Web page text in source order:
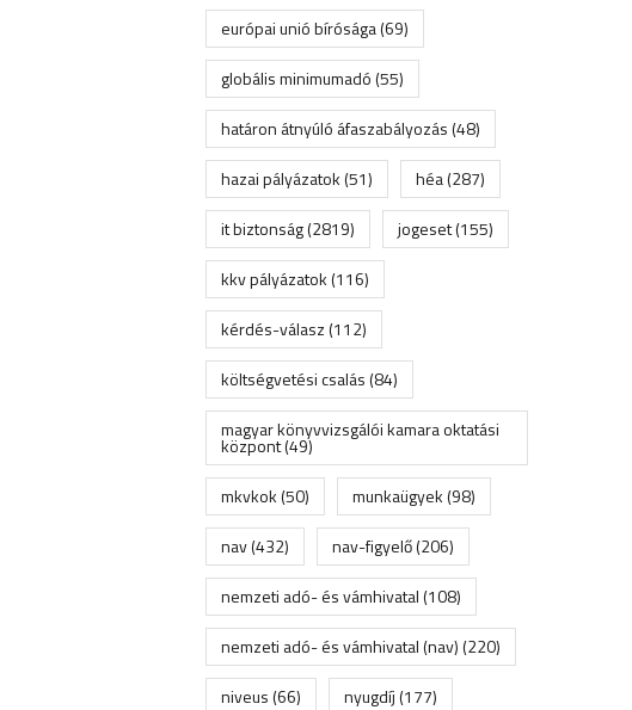
európai unió bírósága(69)
globális minimumadó(55)
határon átnyúló áfaszabályozás(48)
hazai pályázatok(51) héa(287)
it biztonság(2819) jogeset(155)
kkv pályázatok(116)
kérdés-válasz(112)
költségvetési csalás(84)
magyar könyvvizsgálói kamara oktatási
központ(49)
mkvkok(50) munkaügyek(98)
nav(432) nav-figyelő(206)
nemzeti adó- és vámhivatal(108)
nemzeti adó- és vámhivatal (nav)(220)
niveus(66) nyugdíj(177)